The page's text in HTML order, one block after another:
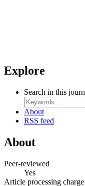
Explore
Search in this
About
RSS feed
About
Peer-reviewed
Yes
Article processing